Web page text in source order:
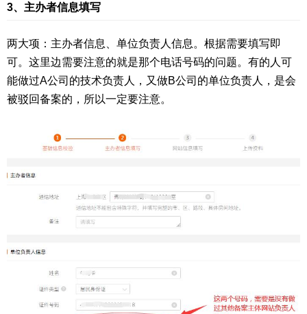
3、主办者信息填写
两大项：主办者信息、单位负责人信息。根据需要填写即
可。这里边需要注意的就是那个电话号码的问题。有的人可
能做过A公司的技术负责人，又做B公司的单位负责人，是会
被驳回备案的，所以一定要注意。